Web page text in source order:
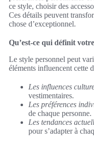
ce style, choisir des
Ces détails peuvent
chose d’exceptionnel.
Qu’est-ce qui définit
Le style personnel peut
éléments influencent cette
Les influences
vestimentaires.
Les préférences
de chaque personne.
Les tendances
pour s’adapter à